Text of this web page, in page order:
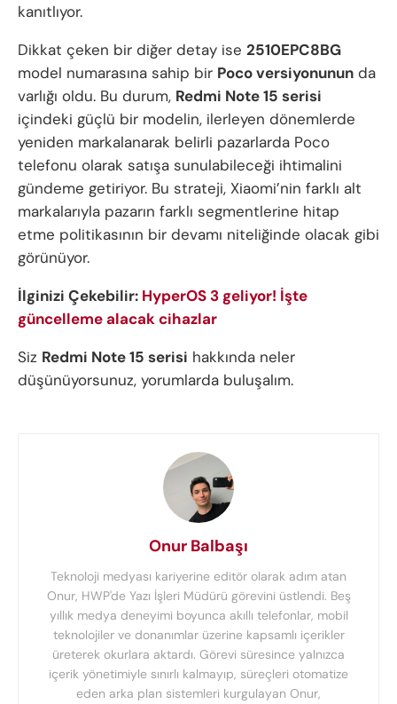
kanıtlıyor.
Dikkat çeken bir diğer detay ise 2510EPC8BG
model numarasına sahip bir Poco versiyonunun da
varlığı oldu. Bu durum, Redmi Note 15 serisi
içindeki güçlü bir modelin, ilerleyen dönemlerde
yeniden markalanarak belirli pazarlarda Poco
telefonu olarak satışa sunulabileceği ihtimalini
gündeme getiriyor. Bu strateji, Xiaomi’nin farklı alt
markalarıyla pazarın farklı segmentlerine hitap
etme politikasının bir devamı niteliğinde olacak gibi
görünüyor.
İlginizi Çekebilir: HyperOS 3 geliyor! İşte
güncelleme alacak cihazlar
Siz Redmi Note 15 serisi hakkında neler
düşünüyorsunuz, yorumlarda buluşalım.
Onur Balbaşı
Teknoloji medyası kariyerine editör olarak adım atan
Onur, HWP'de Yazı İşleri Müdürü görevini üstlendi. Beş
yıllık medya deneyimi boyunca akıllı telefonlar, mobil
teknolojiler ve donanımlar üzerine kapsamlı içerikler
üreterek okurlara aktardı. Görevi süresince yalnızca
içerik yönetimiyle sınırlı kalmayıp, süreçleri otomatize
eden arka plan sistemleri kurgulayan Onur,